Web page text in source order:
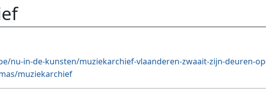
nu-in-de-kunsten/muziekarchief-vlaanderen-zwaait-zijn-deuren-
muziekarchief